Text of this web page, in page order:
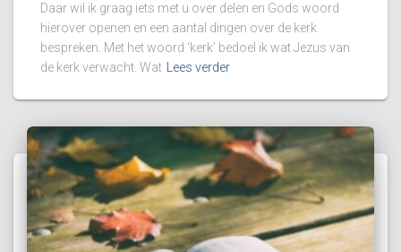
Daar wil ik graag iets met u over delen en Gods woord
hierover openen en een aantal dingen over de kerk
bespreken. Met het woord ‘kerk’ bedoel ik wat Jezus van
de kerk verwacht. Wat
Lees verder